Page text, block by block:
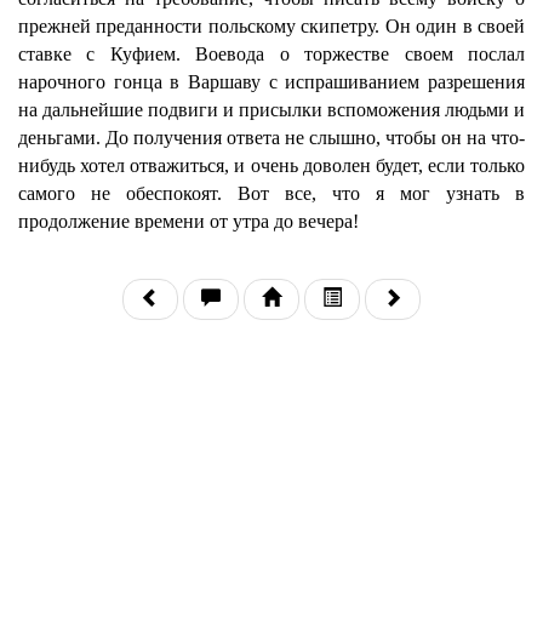
прежней преданности польскому скипетру. Он один в своей
ставке с Куфием. Воевода о торжестве своем послал
нарочного гонца в Варшаву с испрашиванием разрешения
на дальнейшие подвиги и присылки вспоможения людьми и
деньгами. До получения ответа не слышно, чтобы он на что-
нибудь хотел отважиться, и очень доволен будет, если только
самого не обеспокоят. Вот все, что я мог узнать в
продолжение времени от утра до вечера!